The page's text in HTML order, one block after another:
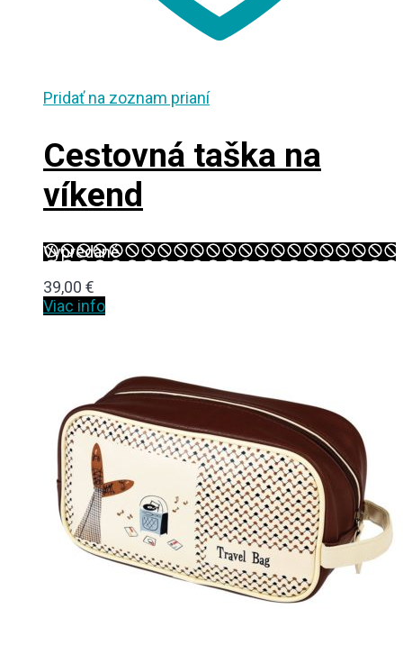
Pridať na zoznam prianí
Cestovná taška na
víkend
Vypredané
39,00 €
Viac info